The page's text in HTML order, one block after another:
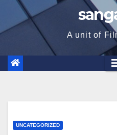
A unit of
UNCATEGORIZED